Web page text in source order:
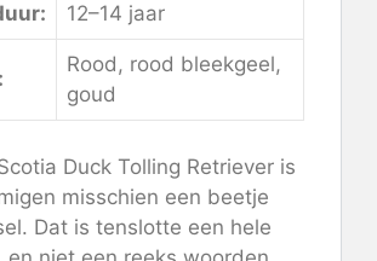
12–14 jaar
Rood, rood bleekgeel,
goud
Duck Tolling Retriever is
misschien een beetje
Dat is tenslotte een hele